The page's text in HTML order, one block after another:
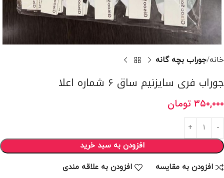
خانه جوراب بچه گانه
جوراب فری سایزنیم ساق ۶ شماره اعلا
۳۵۰,۰۰۰ تومان
افزودن به سبد خرید
افزودن به مقایسه افزودن به علاقه مندی